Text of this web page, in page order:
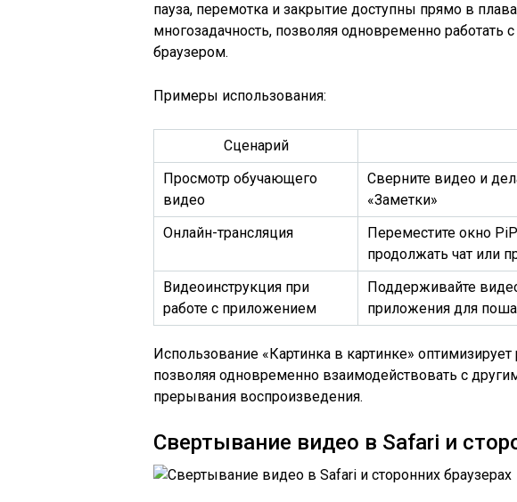
пауза, перемотка и закрытие доступны прямо в
многозадачность, позволяя одновременно работать
браузером.
Примеры использования:
Сценарий
Просмотр обучающего
видео
Сверните видео и
«Заметки»
Онлайн-трансляция
Переместите окно
продолжать чат или
Видеоинструкция при
работе с приложением
Поддерживайте
приложения для
Использование «Картинка в картинке» оптимизирует
позволяя одновременно взаимодействовать с
прерывания воспроизведения.
Свертывание видео в Safari и